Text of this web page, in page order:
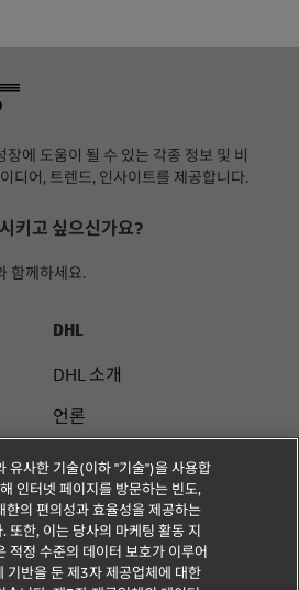
에 도움이 될 수 있는 각종 정보 및 비
디어, 트렌드, 인사이트를 제공합니다.
키고 싶으신가요?
함께하세요.
DHL
DHL 소개
언론
법적 고지
이용약관
개인정보 처리방침
쿠키 설정
유사한 기술(이하 "기술")을 사용합
인터넷 페이지를 방문하는 빈도,
한의 편의성과 효율성을 제공하는
또한, 이는 당사의 마케팅 활동 지
적정 수준의 데이터 보호가 이루어
기반을 둔 제3자 제공업체에 대한